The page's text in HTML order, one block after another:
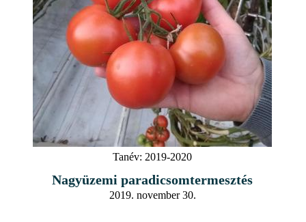
Tanév: 2019-2020
Nagyüzemi paradicsomtermesztés
2019. november 30.